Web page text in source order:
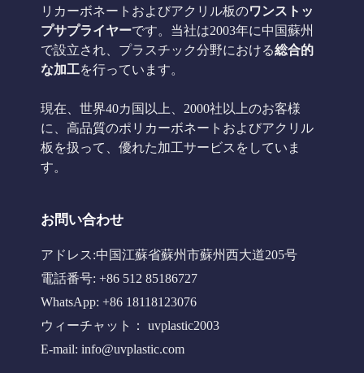
リカーボネートおよびアクリル板のワンストッ
プサプライヤーです。当社は2003年に中国蘇州
で設立され、プラスチック分野における総合的
な加工を行っています。
現在、世界40カ国以上、2000社以上のお客様
に、高品質のポリカーボネートおよびアクリル
板を扱って、優れた加工サービスをしていま
す。
お問い合わせ
アドレス:中国江蘇省蘇州市蘇州西大道205号
電話番号: +86 512 85186727
WhatsApp: +86 18118123076
ウィーチャット： uvplastic2003
E-mail: info@uvplastic.com